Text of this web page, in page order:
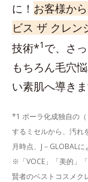
に！ お客様か
ビス ザ クレン
技術*1 で、さ
もちろん毛穴
い素肌へ導きま
*1 ポーラ化成独自の
するミセルから、汚れ
月時点、J－GLOBALに
※「VOCE」「美的」
賢者のベストコスメク